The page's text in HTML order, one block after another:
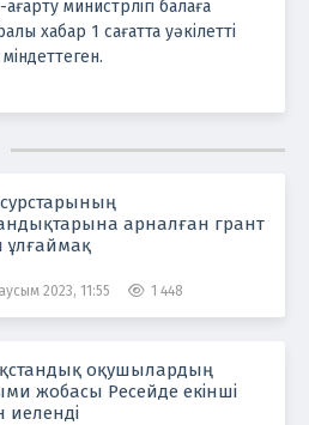
министрлігі балаға
хабар 1 сағатта уәкілетті
арналған грант
ұлғаймақ
2023, 11:55 1 448
оқушылардың
Ресейде екінші
иеленді